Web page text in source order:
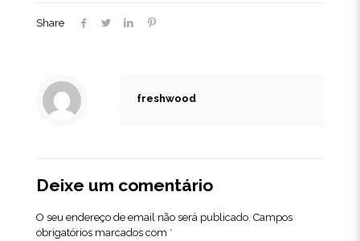
Share
freshwood
Deixe um comentário
O seu endereço de email não será publicado. Campos
obrigatórios marcados com *